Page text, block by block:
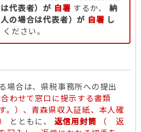
代表者）が 自署 するか、納
の場合は代表者）が 自署 し
ください。
場合は、県税事務所への提出
わせて窓口に提示する書類
。）、青森県収入証紙、本人確
とともに、 返信用封筒
（ 返